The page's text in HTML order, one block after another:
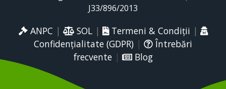
J33/896/2013
ANPC | SOL| Termeni & Condiții |
Confidențialitate (GDPR) |
Întrebări
frecvente| Blog